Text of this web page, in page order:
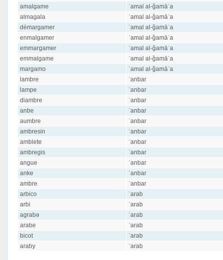
amalgame
ʿamal al-ǧamāʿa
almagala
ʿamal al-ǧamāʿa
démargamer
ʿamal al-ǧamāʿa
enmalgamer
ʿamal al-ǧamāʿa
emmargamer
ʿamal al-ǧamāʿa
emmalgame
ʿamal al-ǧamāʿa
margamo
ʿamal al-ǧamāʿa
lambre
ʿanbar
lampe
ʿanbar
diambre
ʿanbar
anbe
ʿanbar
aumbre
ʿanbar
ambresin
ʿanbar
amblete
ʿanbar
ambregis
ʿanbar
angue
ʿanbar
anke
ʿanbar
ambre
ʿanbar
arbico
ʿarab
arbi
ʿarab
agrabə
ʿarab
arabe
ʿarab
bicot
ʿarab
araby
ʿarab